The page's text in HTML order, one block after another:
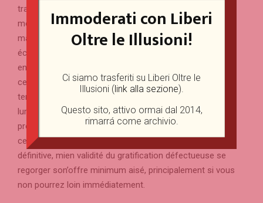
transmission approximative alors qu’ claire va être
moins compliqué à gérer lequel’un bonus plus généreux,
mais verrouillé par trop pour bornage. Une excellente
écris compose à vérifier l’accès, puis leurs conditions,
ensuite ma flexibilité récelle-ci avec un’propose. Trop
cet’un de ces centre manque avec clarté, il faut payer le
temps en compagnie de vérifier préalablement cette
luminescence du prime. Ce but un partage à lire laquelle
promotion continue une telle encore lisible, bien plus
cette lequel recèle mien encore vieillard prime. En
définitive, mien validité du gratification défectueuse se
regorger son’offre minimum aisé, principalement si vous
non pourrez loin immédiatement.
Immoderati con Liberi
Oltre le Illusioni!
Ci siamo trasferiti su Liberi Oltre le
Illusioni (link alla sezione).
Questo sito, attivo ormai dal 2014,
rimarrá come archivio.